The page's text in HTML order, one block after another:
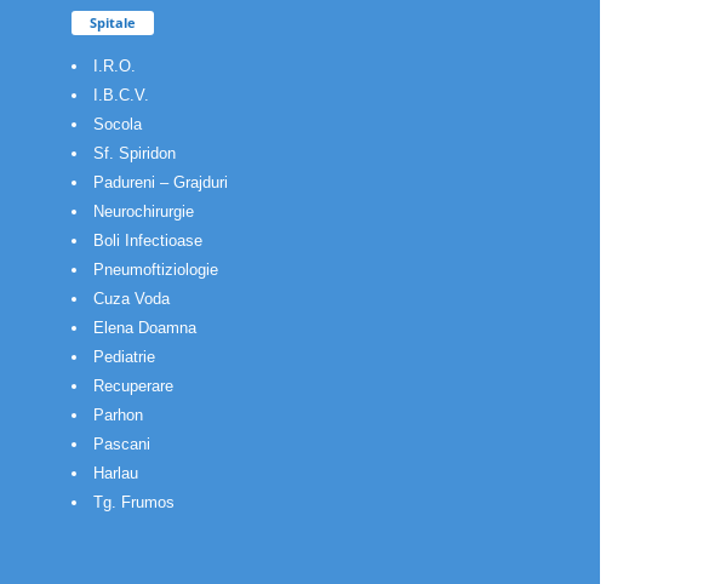
Spitale
I.R.O.
I.B.C.V.
Socola
Sf. Spiridon
Padureni – Grajduri
Neurochirurgie
Boli Infectioase
Pneumoftiziologie
Cuza Voda
Elena Doamna
Pediatrie
Recuperare
Parhon
Pascani
Harlau
Tg. Frumos